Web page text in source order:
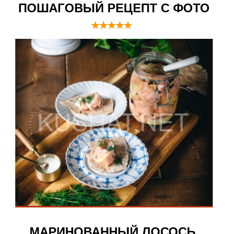
ПОШАГОВЫЙ РЕЦЕПТ С ФОТО